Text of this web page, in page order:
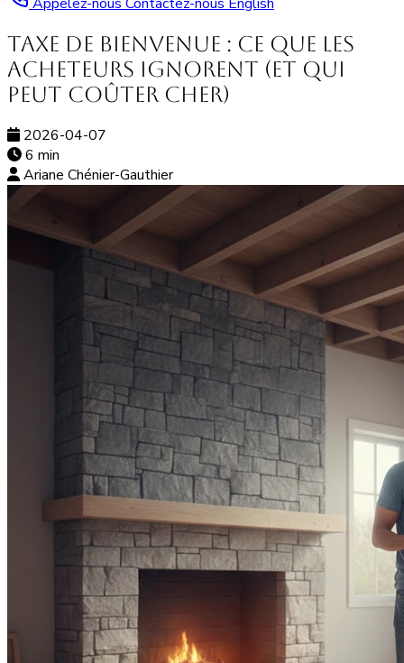
Taxe de bienvenue : ce que les
acheteurs ignorent (et qui
peut coûter cher)
2026-04-07
6 min
Ariane Chénier-Gauthier